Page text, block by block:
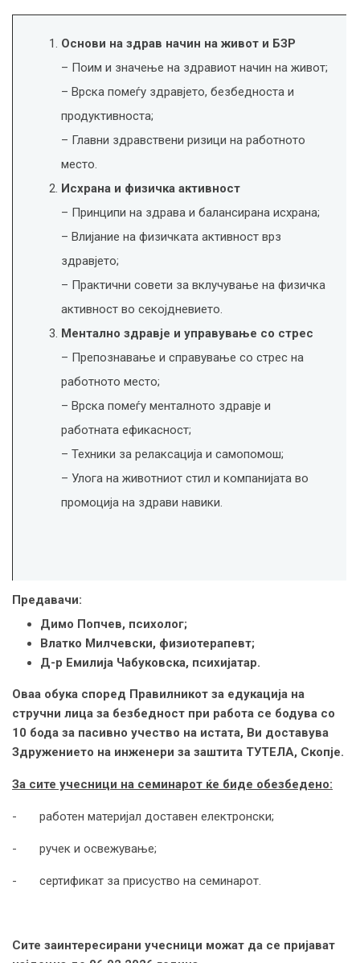
Основи на здрав начин на живот и БЗР
– Поим и значење на здравиот начин на живот;
– Врска помеѓу здравјето, безбедноста и
продуктивноста;
– Главни здравствени ризици на работното
место.
Исхрана и физичка активност
– Принципи на здрава и балансирана исхрана;
– Влијание на физичката активност врз
здравјето;
– Практични совети за вклучување на физичка
активност во секојдневието.
Ментално здравје и управување со стрес
– Препознавање и справување со стрес на
работното место;
– Врска помеѓу менталното здравје и
работната ефикасност;
– Техники за релаксација и самопомош;
– Улога на животниот стил и компанијата во
промоција на здрави навики.
Предавачи:
Димо Попчев, психолог;
Влатко Милчевски, физиотерапевт;
Д-р Емилија Чабуковска, психијатар.
Оваа обука според Правилникот за едукација на
стручни лица за безбедност при работа се бодува со
10 бода за пасивно учество на истата, Ви доставува
Здружението на инженери за заштита ТУТЕЛА, Скопје.
За сите учесници на семинарот ќе биде обезбедено:
- работен материјал доставен електронски;
- ручeк и освежување;
- сертификат за присуство на семинарот.
Сите заинтересирани учесници можат да се пријават